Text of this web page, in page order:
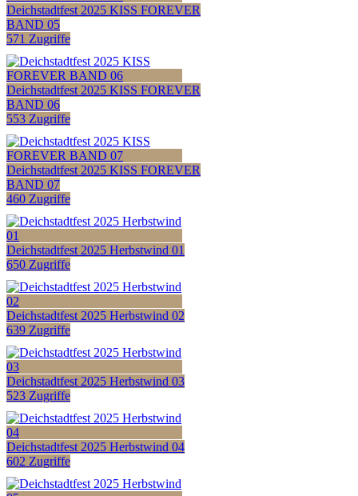
Deichstadtfest 2025 KISS FOREVER
BAND 05
571 Zugriffe
Deichstadtfest 2025 KISS FOREVER
BAND 06
553 Zugriffe
Deichstadtfest 2025 KISS FOREVER
BAND 07
460 Zugriffe
Deichstadtfest 2025 Herbstwind 01
650 Zugriffe
Deichstadtfest 2025 Herbstwind 02
639 Zugriffe
Deichstadtfest 2025 Herbstwind 03
523 Zugriffe
Deichstadtfest 2025 Herbstwind 04
602 Zugriffe